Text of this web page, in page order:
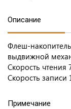
Описание
Флеш-
выдвижной
Cкорость
Скорость
Примечание